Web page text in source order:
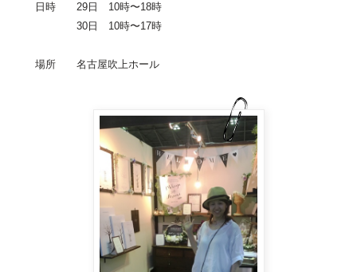
日時 29日 10時〜18時
30日 10時〜17時
場所 名古屋吹上ホール